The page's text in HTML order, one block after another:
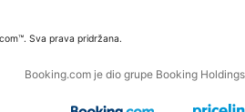
Sva prava pridržana.
Booking.com je dio grupe Booking